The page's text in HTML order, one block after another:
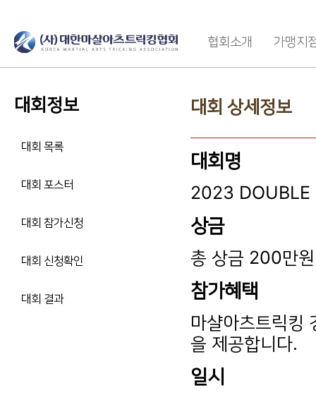
협회소개 가맹지
대회정보
대회 목록
대회 포스터
대회 참가신청
대회 신청확인
대회 결과
대회 상세정보
대회명
2023 DOUBLE
상금
총 상금 200만원
참가혜택
마샬아츠트릭킹
을 제공합니다.
일시